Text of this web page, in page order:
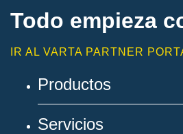
Todo empieza
IR AL VARTA PARTNER
Productos
Servicios